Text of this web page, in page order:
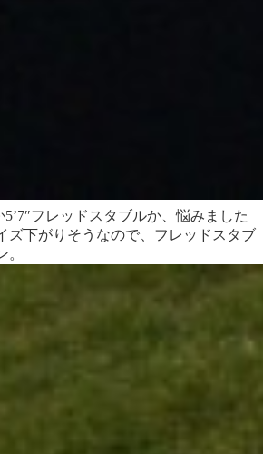
5’7″フレッドスタブルか、悩みました
ズ下がりそうなので、フレッドスタブ